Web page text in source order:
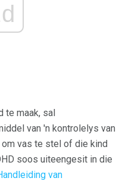
te maak, sal
van 'n kontrolelys van
vas te stel of die kind
soos uiteengesit in die
van